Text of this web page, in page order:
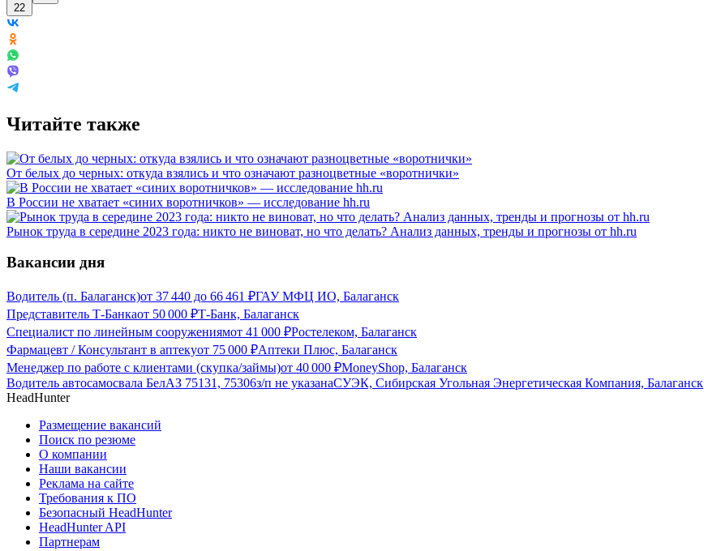
22
Читайте также
От белых до черных: откуда взялись и что означают разноцветные «воротнички»
В России не хватает «синих воротничков» — исследование hh.ru
Рынок труда в середине 2023 года: никто не виноват, но что делать? Анализ данных, тренды и прогнозы от hh.ru
Вакансии дня
Водитель (п. Балаганск)от 37 440 до 66 461 ₽ГАУ МФЦ ИО, Балаганск
Представитель Т-Банкаот 50 000 ₽Т-Банк, Балаганск
Специалист по линейным сооружениямот 41 000 ₽Ростелеком, Балаганск
Фармацевт / Консультант в аптекуот 75 000 ₽Аптеки Плюс, Балаганск
Менеджер по работе с клиентами (скупка/займы)от 40 000 ₽MoneyShop, Балаганск
Водитель автосамосвала БелАЗ 75131, 75306з/п не указанаСУЭК, Сибирская Угольная Энергетическая Компания, Балаганск
HeadHunter
Размещение вакансий
Поиск по резюме
О компании
Наши вакансии
Реклама на сайте
Требования к ПО
Безопасный HeadHunter
HeadHunter API
Партнерам